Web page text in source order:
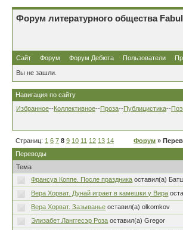
Форум литературного общества
Сайт Форум Форум Дебюта Пользователи
Вы не зашли.
Навигация по сайту
Избранное--Коллективное--Проза--Публицистика--
Страниц: 1 6 7 8 9 10 11 12 13 14 Форум »
Переводы
Тема
Франсуа Коппе. После праздника оставил(а)
Вера Хорват. Дунай играет в камешки у Вира
Вера Хорват. Зазыванье оставил(а) olkomkov
Элизабет Ланггесэр Роза оставил(а) Gregor